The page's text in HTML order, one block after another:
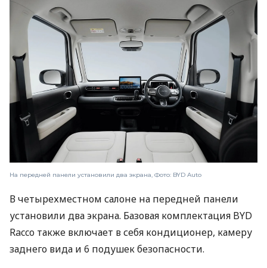
На передней панели установили два экрана, Фото: BYD Auto
В четырехместном салоне на передней панели
установили два экрана. Базовая комплектация BYD
Racco также включает в себя кондиционер, камеру
заднего вида и 6 подушек безопасности.